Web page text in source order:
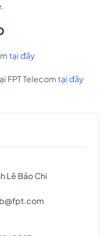
tại đây
FPT Telecomtại đây
Lê Bảo Chi